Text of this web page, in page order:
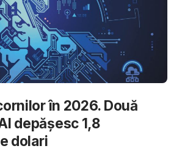
în 2026. Două
depășesc 1,8
dolari